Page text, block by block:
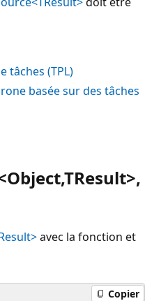
tâches (TPL)
basée sur des tâches
avec la fonction et
Copier